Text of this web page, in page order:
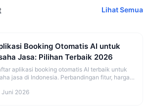
Lihat Semua
Booking Otomatis AI untuk
Jasa: Pilihan Terbaik 2026
aplikasi booking otomatis AI terbaik untuk
jasa di Indonesia. Perbandingan fitur, harga,
Juni 2026